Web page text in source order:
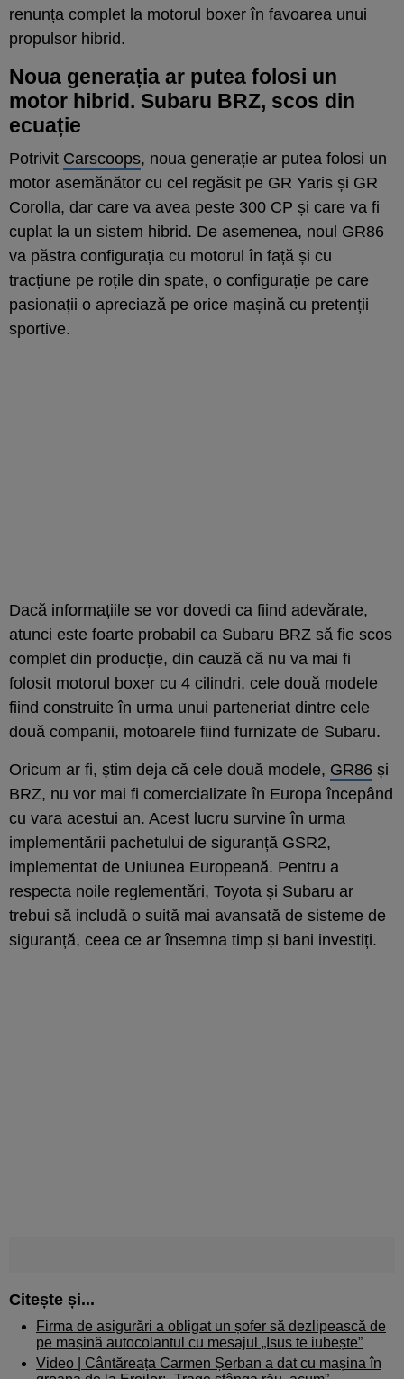
renunța complet la motorul boxer în favoarea unui
propulsor hibrid.
Noua generația ar putea folosi un
motor hibrid. Subaru BRZ, scos din
ecuație
Potrivit Carscoops, noua generație ar putea folosi un
motor asemănător cu cel regăsit pe GR Yaris și GR
Corolla, dar care va avea peste 300 CP și care va fi
cuplat la un sistem hibrid. De asemenea, noul GR86
va păstra configurația cu motorul în față și cu
tracțiune pe roțile din spate, o configurație pe care
pasionații o apreciază pe orice mașină cu pretenții
sportive.
Dacă informațiile se vor dovedi ca fiind adevărate,
atunci este foarte probabil ca Subaru BRZ să fie scos
complet din producție, din cauză că nu va mai fi
folosit motorul boxer cu 4 cilindri, cele două modele
fiind construite în urma unui parteneriat dintre cele
două companii, motoarele fiind furnizate de Subaru.
Oricum ar fi, știm deja că cele două modele, GR86 și
BRZ, nu vor mai fi comercializate în Europa începând
cu vara acestui an. Acest lucru survine în urma
implementării pachetului de siguranță GSR2,
implementat de Uniunea Europeană. Pentru a
respecta noile reglementări, Toyota și Subaru ar
trebui să includă o suită mai avansată de sisteme de
siguranță, ceea ce ar însemna timp și bani investiți.
Citește și...
Firma de asigurări a obligat un șofer să dezlipească de
pe mașină autocolantul cu mesajul „Isus te iubește”
Video | Cântăreața Carmen Șerban a dat cu mașina în